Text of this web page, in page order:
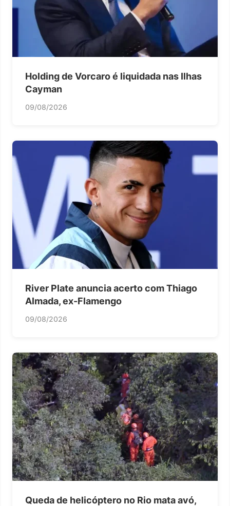
Holding de Vorcaro é liquidada nas Ilhas
Cayman
09/08/2026
River Plate anuncia acerto com Thiago
Almada, ex-Flamengo
09/08/2026
Queda de helicóptero no Rio mata avó,